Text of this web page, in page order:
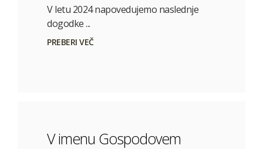
V letu 2024 napovedujemo naslednje
dogodke ...
PREBERI VEČ
V imenu Gospodovem